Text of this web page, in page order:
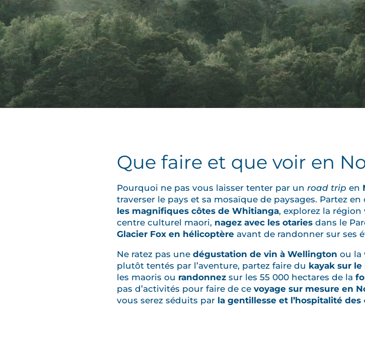
Que faire et que voir en
Pourquoi ne pas vous laisser tenter par un road trip en
traverser le pays et sa mosaïque de paysages. Partez
les magnifiques côtes de Whitianga, explorez la
centre culturel maori, nagez avec les otaries dans le
Glacier Fox en hélicoptère avant de randonner sur ses
Ne ratez pas une dégustation de vin à Wellington ou la
plutôt tentés par l’aventure, partez faire du kayak sur le
les maoris ou randonnez sur les 55 000 hectares de la
pas d’activités pour faire de ce voyage sur mesure en
vous serez séduits par la gentillesse et l’hospitalité des